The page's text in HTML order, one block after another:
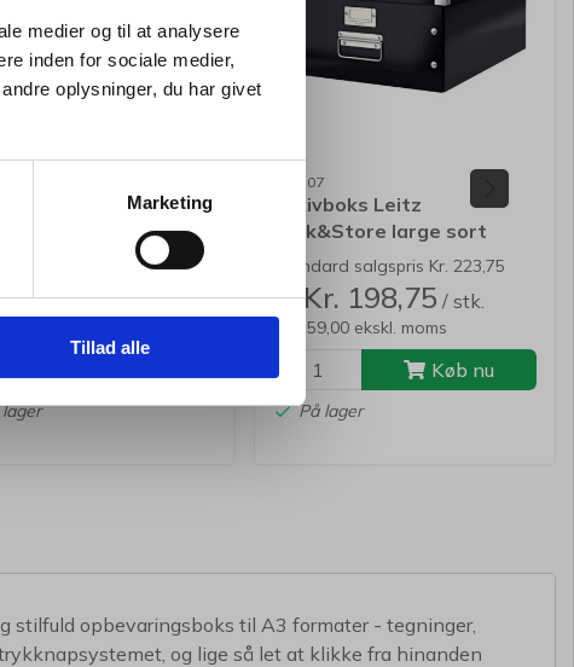
medier og til at analysere
inden for sociale medier,
oplysninger, du har givet
Marketing
Tillad alle
Leitz
medieum sort
salgspris Kr. 163,75
124,94/ stk.
105307
Arkivboks Leitz
Click&Store large sort
Standard salgspris Kr. 223,75
FraKr. 198,75 / stk.
Kr. 159,00 ekskl. moms
Køb nu
På lager
stilfuld opbevaringsboks til A3 formater - tegninger,
og lige så let at klikke fra hinanden